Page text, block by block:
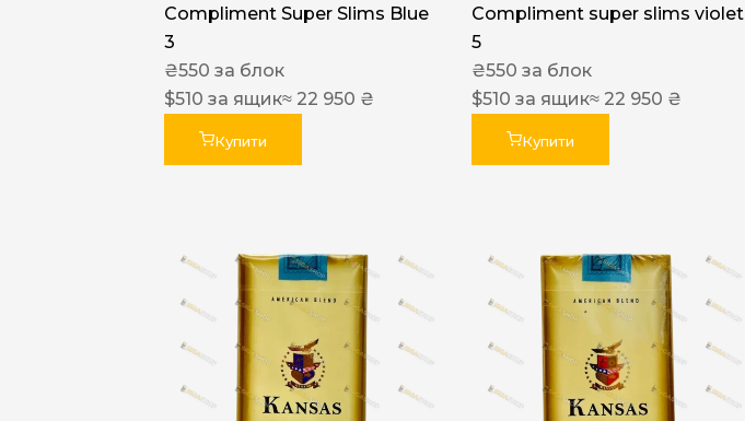
Compliment Super Slims Blue
3
₴550 за блок
$510 за ящик≈ 22 950 ₴
Купити
Compliment super slims violet
5
₴550 за блок
$510 за ящик≈ 22 950 ₴
Купити